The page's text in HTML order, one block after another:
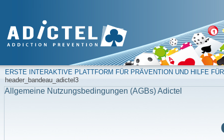
ERSTE INTERAKTIVE PLATTFORM FÜR PRÄVENTION UND HILFE
header_bandeau_adictel3
Allgemeine Nutzungsbedingungen (AGBs) Adictel